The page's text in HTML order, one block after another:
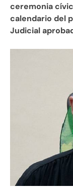
ceremonia
calendario del
Judicial